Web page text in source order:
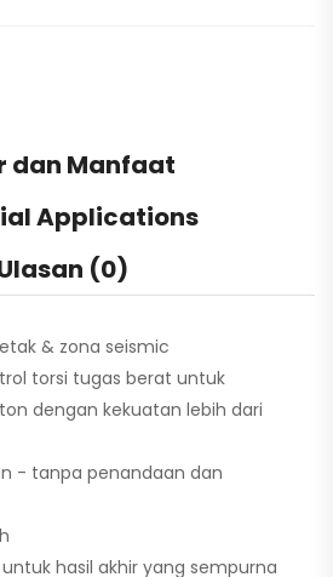
dan Manfaat
Applications
(0)
& zona seismic
torsi tugas berat untuk
dengan kekuatan lebih dari
- tanpa penandaan dan
hasil akhir yang sempurna